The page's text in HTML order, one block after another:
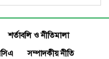
শর্তাবলি ও নীতিমালা
সম্পাদকীয় নীতি